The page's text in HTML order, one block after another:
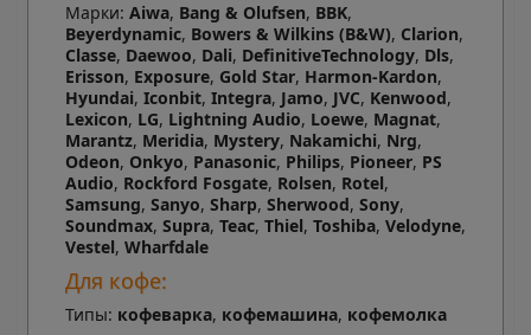
Марки: Aiwa, Bang & Olufsen, BBK,
Beyerdynamic, Bowers & Wilkins (В&W), Clarion,
Classe, Daewoo, Dali, DefinitiveTechnology, Dls,
Erisson, Exposure, Gold Star, Harmon-Kardon,
Hyundai, Iconbit, Integra, Jamo, JVC, Kenwood,
Lexicon, LG, Lightning Audio, Loewe, Magnat,
Marantz, Meridia, Mystery, Nakamichi, Nrg,
Odeon, Onkyo, Panasonic, Philips, Pioneer, PS
Audio, Rockford Fosgate, Rolsen, Rotel,
Samsung, Sanyo, Sharp, Sherwood, Sony,
Soundmax, Supra, Teac, Thiel, Toshiba, Velodyne,
Vestel, Wharfdale
Для кофе:
Типы: кофеварка, кофемашина, кофемолка